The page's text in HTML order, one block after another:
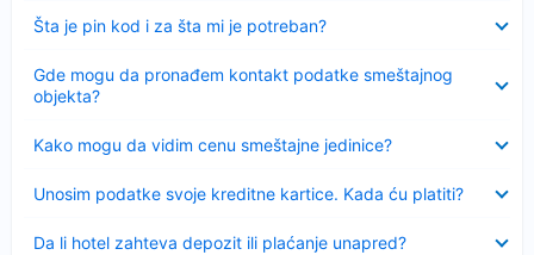
Šta je pin kod i za šta mi je potreban?
Sažeto
Gde mogu da pronađem kontakt podatke smeštajnog
objekta?
Kako mogu da vidim cenu smeštajne jedinice?
Unosim podatke svoje kreditne kartice. Kada ću platiti?
Da li hotel zahteva depozit ili plaćanje unapred?